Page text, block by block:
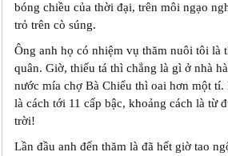
bóng chiều của thời đại, trên môi ngạo
trỏ trên cò súng.
Ông anh họ có nhiệm vụ thăm nuôi tôi là
quân. Giờ, thiếu tá thì chẳng là gì ở nhà
nước mía chợ Bà Chiểu thì oai hơn một
là cách tới 11 cấp bậc, khoảng cách là từ
trời!
Lần đầu anh đến thăm là đã hết giờ tao